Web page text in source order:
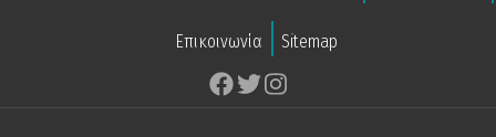
Επικοινωνία Sitemap